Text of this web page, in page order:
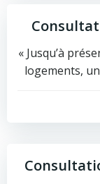
« Jusqu’à
logements,